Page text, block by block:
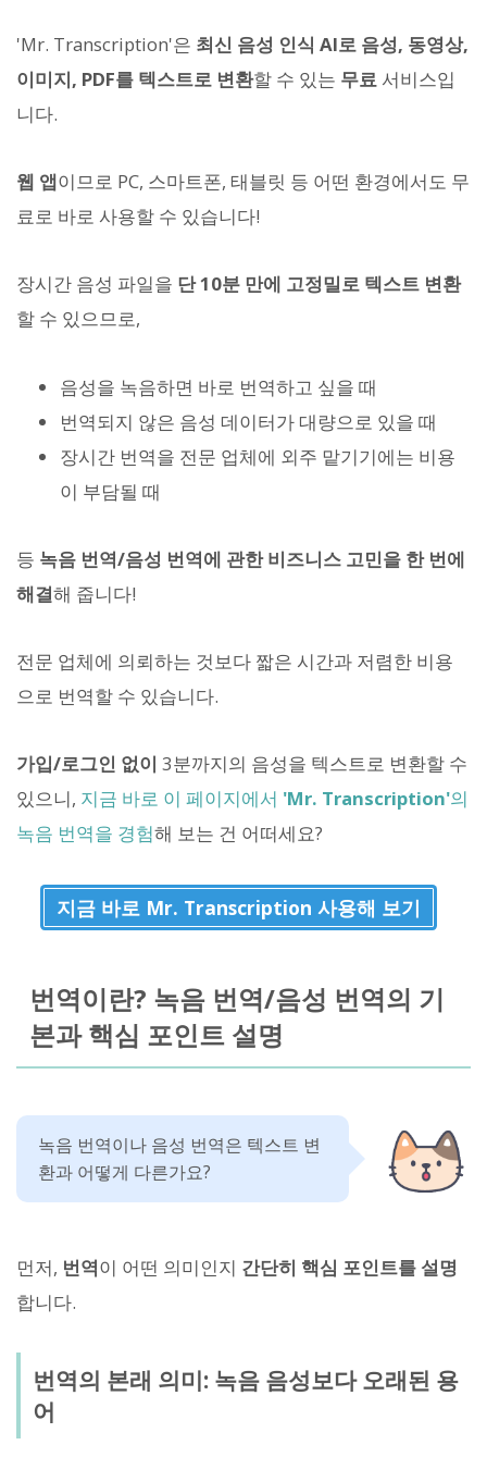
'Mr. Transcription'은 최신 음성 인식 AI로 음성, 동영상,
이미지, PDF를 텍스트로 변환할 수 있는 무료 서비스입
니다.
웹 앱이므로 PC, 스마트폰, 태블릿 등 어떤 환경에서도 무
료로 바로 사용할 수 있습니다!
장시간 음성 파일을 단 10분 만에 고정밀로 텍스트 변환
할 수 있으므로,
음성을 녹음하면 바로 번역하고 싶을 때
번역되지 않은 음성 데이터가 대량으로 있을 때
장시간 번역을 전문 업체에 외주 맡기기에는 비용
이 부담될 때
등 녹음 번역/음성 번역에 관한 비즈니스 고민을 한 번에
해결해 줍니다!
전문 업체에 의뢰하는 것보다 짧은 시간과 저렴한 비용
으로 번역할 수 있습니다.
가입/로그인 없이 3분까지의 음성을 텍스트로 변환할 수
있으니, 지금 바로 이 페이지에서 'Mr. Transcription'의
녹음 번역을 경험해 보는 건 어떠세요?
지금 바로 Mr. Transcription 사용해 보기
번역이란? 녹음 번역/음성 번역의 기
본과 핵심 포인트 설명
녹음 번역이나 음성 번역은 텍스트 변
환과 어떻게 다른가요?
먼저, 번역이 어떤 의미인지 간단히 핵심 포인트를 설명
합니다.
번역의 본래 의미: 녹음 음성보다 오래된 용
어